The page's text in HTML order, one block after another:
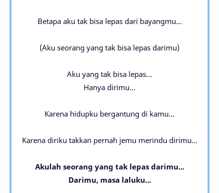
Betapa aku tak bisa lepas dari bayangmu...
(Aku seorang yang tak bisa lepas darimu)
Aku yang tak bisa lepas...
Hanya dirimu...
Karena hidupku bergantung di kamu...
Karena diriku takkan pernah jemu merindu dirimu...
Akulah seorang yang tak lepas darimu...
Darimu, masa laluku...